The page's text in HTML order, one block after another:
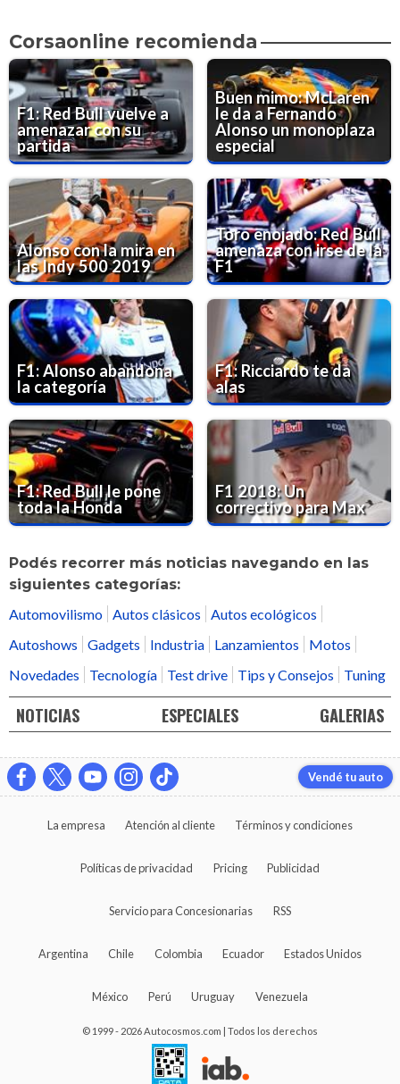
Corsaonline recomienda
F1: Red Bull vuelve a
amenazar con su
partida
Buen mimo: McLaren
le da a Fernando
Alonso un monoplaza
especial
Alonso con la mira en
las Indy 500 2019
Toro enojado: Red Bull
amenaza con irse de la
F1
F1: Alonso abandona
la categoría
F1: Ricciardo te da
alas
F1: Red Bull le pone
toda la Honda
F1 2018: Un
correctivo para Max
Podés recorrer más noticias navegando en las
siguientes categorías:
Automovilismo Autos clásicos
Autos ecológicos
Autoshows
Gadgets Industria Lanzamientos
Motos
Novedades
Tecnología Test drive Tips y Consejos Tuning
NOTICIAS ESPECIALES GALERIAS
Vendé tu auto
La empresa Atención al cliente Términos y condiciones
Políticas de privacidad Pricing Publicidad
Servicio para Concesionarias RSS
Argentina Chile Colombia Ecuador Estados Unidos
México Perú Uruguay Venezuela
© 1999 - 2026 Autocosmos.com | Todos los derechos